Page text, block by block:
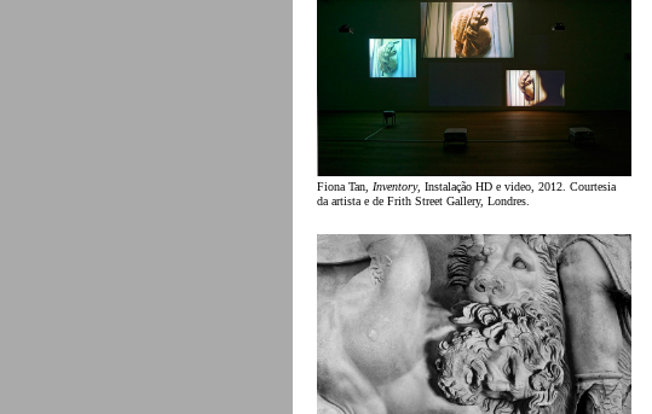
Fiona Tan, Inventory, Instalação HD e video, 2012. Courtesia
da artista e de Frith Street Gallery, Londres.